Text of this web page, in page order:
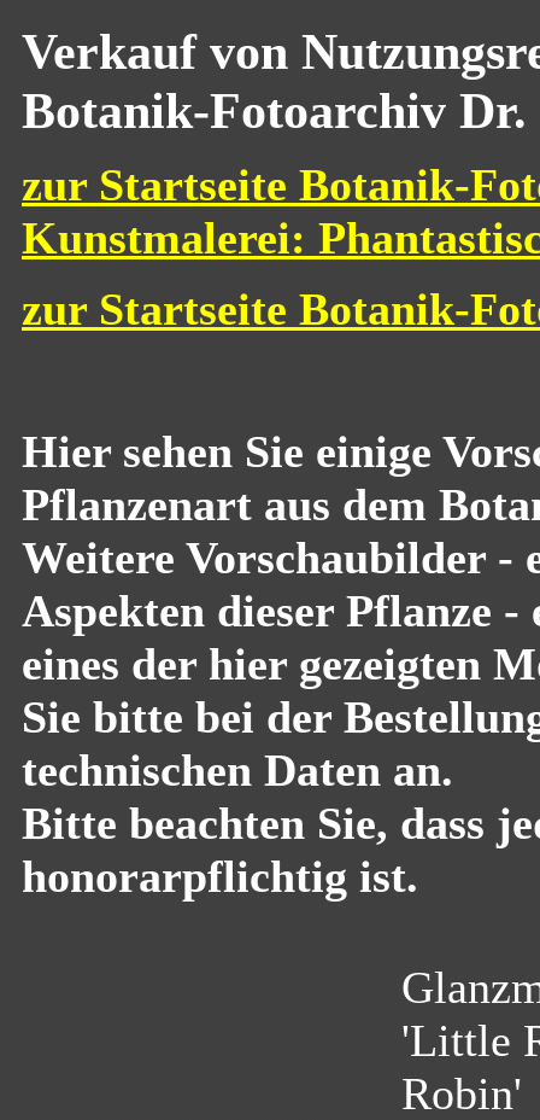
Verkauf von
Botanik-Fotoarchiv Dr.
zur Startseite Botanik-
Kunstmalerei:
zur Startseite Botanik-
Hier sehen Sie einige
Pflanzenart aus dem
Weitere Vorschaubilder -
Aspekten dieser Pflanze
eines der hier gezeigten
Sie bitte bei der
technischen Daten an.
Bitte beachten Sie, dass
honorarpflichtig ist.
'Little
Robin'